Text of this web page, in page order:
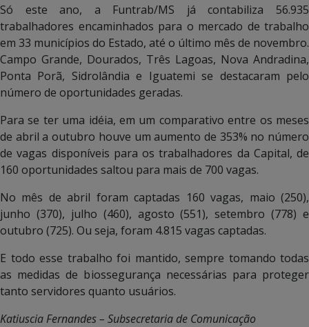
Só este ano, a Funtrab/MS já contabiliza 56.935
trabalhadores encaminhados para o mercado de trabalho
em 33 municípios do Estado, até o último mês de novembro.
Campo Grande, Dourados, Três Lagoas, Nova Andradina,
Ponta Porã, Sidrolândia e Iguatemi se destacaram pelo
número de oportunidades geradas.
Para se ter uma idéia, em um comparativo entre os meses
de abril a outubro houve um aumento de 353% no número
de vagas disponíveis para os trabalhadores da Capital, de
160 oportunidades saltou para mais de 700 vagas.
No mês de abril foram captadas 160 vagas, maio (250),
junho (370), julho (460), agosto (551), setembro (778) e
outubro (725). Ou seja, foram 4.815 vagas captadas.
E todo esse trabalho foi mantido, sempre tomando todas
as medidas de biossegurança necessárias para proteger
tanto servidores quanto usuários.
Katiuscia Fernandes – Subsecretaria de Comunicação